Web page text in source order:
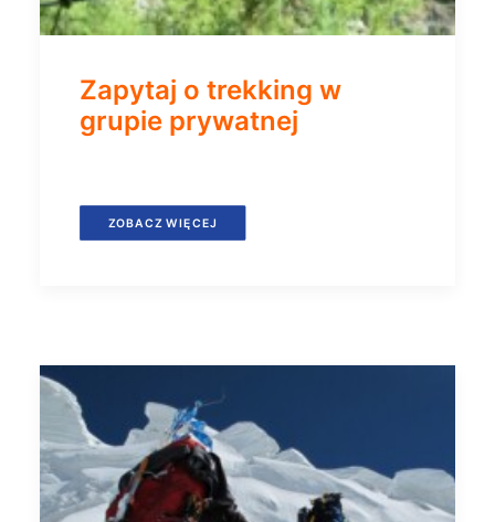
Zapytaj o trekking w
grupie prywatnej
ZOBACZ WIĘCEJ